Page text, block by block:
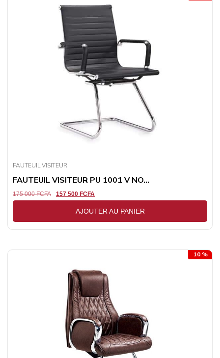
FAUTEUIL VISITEUR
FAUTEUIL VISITEUR PU 1001 V NO...
175 000FCFA 157 500 FCFA
AJOUTER AU PANIER
10 %